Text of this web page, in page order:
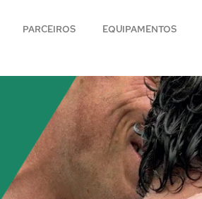
PARCEIROS EQUIPAMENTOS